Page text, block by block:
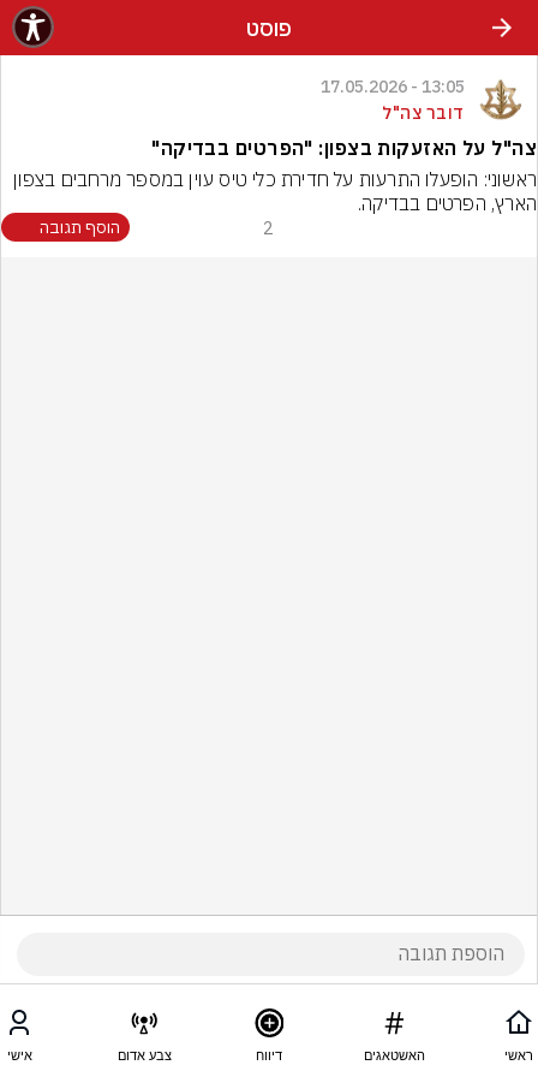
פוסט
13:05 - 17.05.2026
דובר צה"ל
צה"ל על האזעקות בצפון: "הפרטים בבדיקה"
הארץ, הפרטים בבדיקה.
2 הוסף תגובה
ראשי האשטאגים דיווח צבע אדום אישי